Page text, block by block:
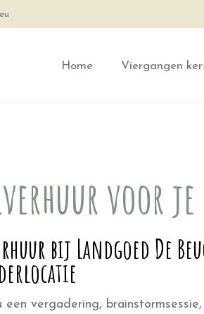
Home Viergangen
voor
bij Landgoed De
een vergadering,